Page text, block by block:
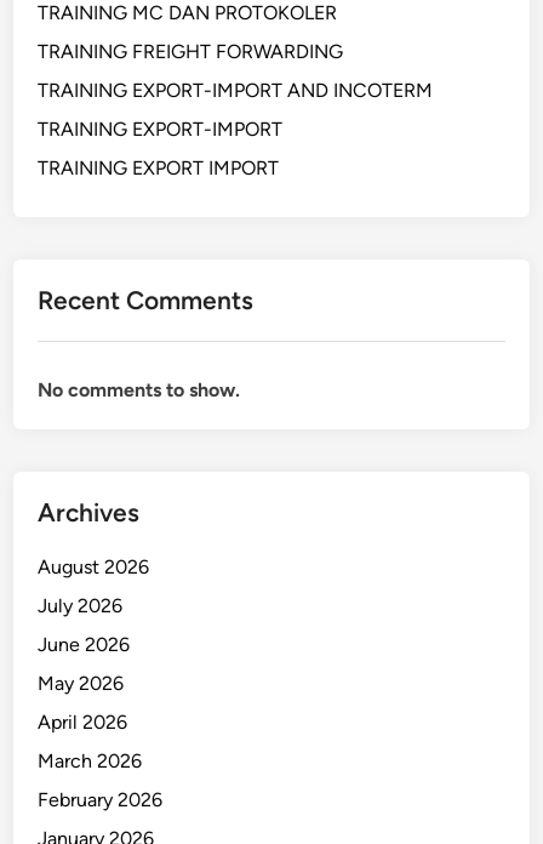
TRAINING MC DAN PROTOKOLER
TRAINING FREIGHT FORWARDING
TRAINING EXPORT-IMPORT AND INCOTERM
TRAINING EXPORT-IMPORT
TRAINING EXPORT IMPORT
Recent Comments
No comments to show.
Archives
August 2026
July 2026
June 2026
May 2026
April 2026
March 2026
February 2026
January 2026